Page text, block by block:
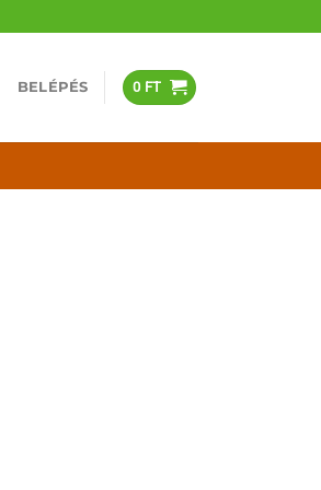
BELÉPÉS 0 FT